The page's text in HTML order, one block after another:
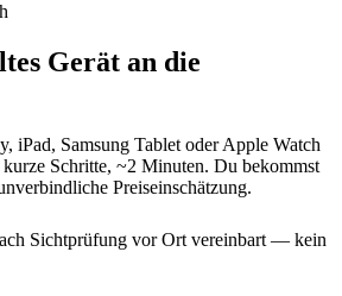
Gerät an die
iPad, Samsung Tablet oder Apple Watch
Schritte, ~2 Minuten. Du bekommst
Preiseinschätzung.
Sichtprüfung vor Ort vereinbart — kein